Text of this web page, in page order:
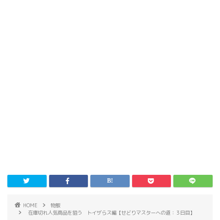
HOME
物販
在庫切れ人気商品を狙う トイザらス編【せどりマスターへの道：３日目】